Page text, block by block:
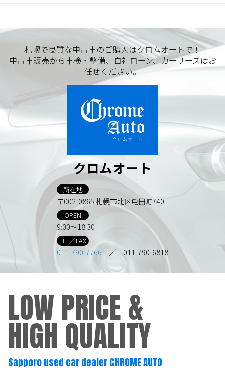
札幌で良質な中古車のご購入はクロムオートで！
中古車販売から車検・整備、自社ローン、カーリースはお
任せください。
クロムオート
所在地
〒002-0865 札幌市北区屯田町740
OPEN
9:00～18:30
TEL／FAX
011-790-7766 ／ 011-790-6818
LOW PRICE &
HIGH QUALITY
Sapporo used car dealer CHROME AUTO